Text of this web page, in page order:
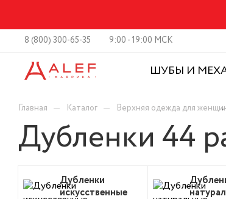
8 (800) 300-65-35 9:00 - 19:00 МСК
ШУБЫ И
Главная — Каталог — Верхняя одежда для
Дубленки 44
Дубленки
искусственные